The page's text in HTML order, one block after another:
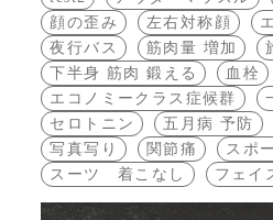
顔の歪み
左右対称顔
夜行バス
筋肉量 増加
下半身 筋肉 鍛える
血栓
エコノミークラス症候群
セロトニン
五月病 予防
写真写り
関節痛
スポ
スーツ 着こなし
フェイ